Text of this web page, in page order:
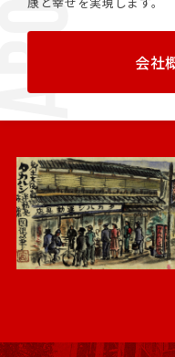
会社